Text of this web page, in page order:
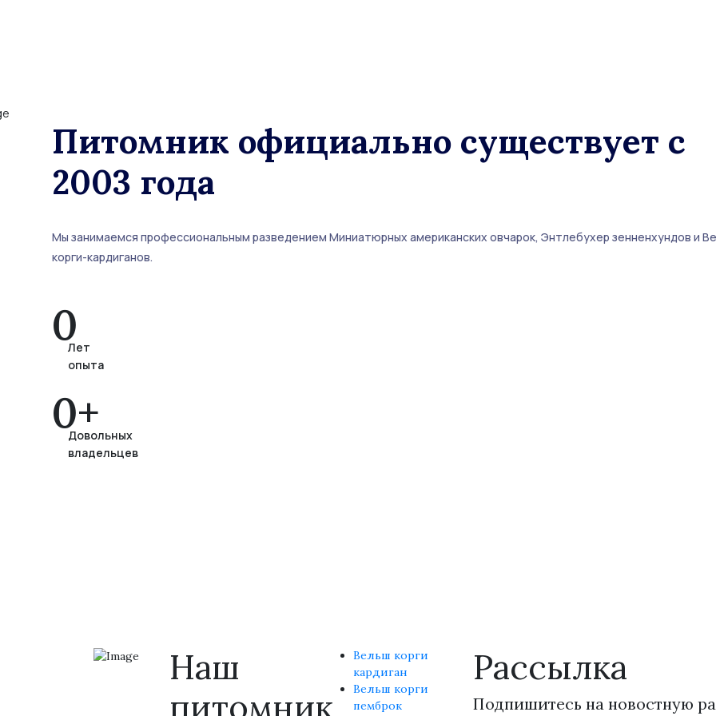
Питомник официально существует с
2003 года
Мы занимаемся профессиональным разведением Миниатюрных американских овчарок, Энтлебухер зенненхундов и
корги-кардиганов.
0Лет
опыта
0Довольных
владельцев
Наш
Вельш корги
кардиган
Вельш корги
пемброк
Рассылка
Подпишитесь на новостную